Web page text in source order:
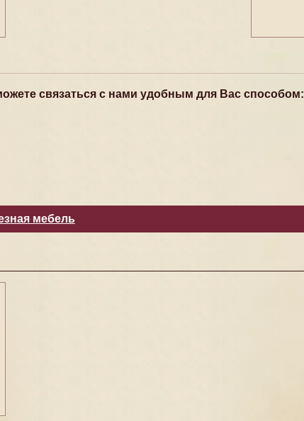
связаться с нами удобным для Вас способом:
мебель